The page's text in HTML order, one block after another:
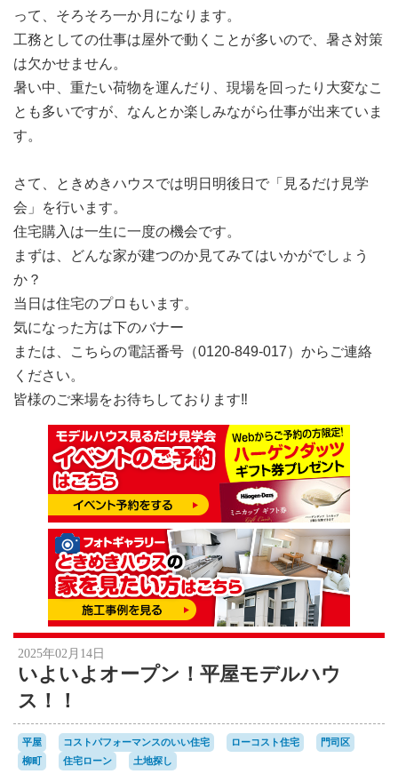
って、そろそろ一か月になります。
工務としての仕事は屋外で動くことが多いので、暑さ対策
は欠かせません。
暑い中、重たい荷物を運んだり、現場を回ったり大変なこ
とも多いですが、なんとか楽しみながら仕事が出来ていま
す。
さて、ときめきハウスでは明日明後日で「見るだけ見学
会」を行います。
住宅購入は一生に一度の機会です。
まずは、どんな家が建つのか見てみてはいかがでしょう
か？
当日は住宅のプロもいます。
気になった方は下のバナー
または、こちらの電話番号（0120-849-017）からご連絡
ください。
皆様のご来場をお待ちしております‼
2025年02月14日
いよいよオープン！平屋モデルハウ
ス！！
平屋 コストパフォーマンスのいい住宅 ローコスト住宅
門司区
柳町
住宅ローン 土地探し